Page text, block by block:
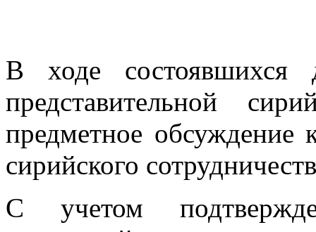
В ходе состоявшихся
представительной
предметное обсуждение
сирийского
С учетом